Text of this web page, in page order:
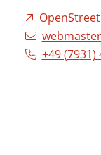
+49 (7931)